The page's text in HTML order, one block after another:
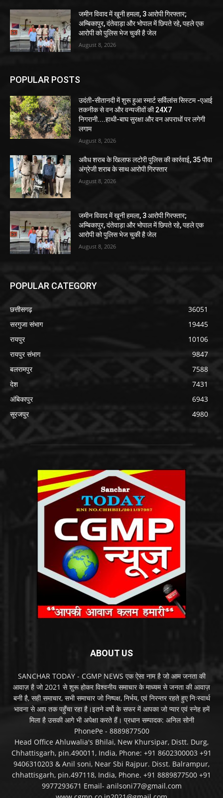
जमीन विवाद में खूनी हमला, 3 आरोपी गिरफ्तार;
अम्बिकापुर, दंतेवाड़ा और भोपाल में छिपते रहे, पहले एक
आरोपी को पुलिस भेज चुकी है जेल
August 8, 2026
POPULAR POSTS
उदंती-सीतानदी में शुरू हुआ स्मार्ट सर्विलांस सिस्टम -एआई
तकनीक से वन और वन्यजीवों की 24X7
निगरानी....हाथी-बाघ सुरक्षा और वन अपराधों पर लगेगी
लगाम
August 8, 2026
अवैध शराब के खिलाफ लटोरी पुलिस की कार्रवाई, 35 पौवा
अंग्रेजी शराब के साथ आरोपी गिरफ्तार
August 8, 2026
जमीन विवाद में खूनी हमला, 3 आरोपी गिरफ्तार;
अम्बिकापुर, दंतेवाड़ा और भोपाल में छिपते रहे, पहले एक
आरोपी को पुलिस भेज चुकी है जेल
August 8, 2026
POPULAR CATEGORY
छत्तीसगढ़
36051
सरगुजा संभाग
19445
रायपुर
10106
रायपुर संभाग
9847
बलरामपुर
7588
देश
7431
अंबिकापुर
6943
सूरजपुर
4980
ABOUT US
SANCHAR TODAY - CGMP NEWS एक ऐसा नाम है जो आम जनता की
आवाज़ है जो 2021 से शुरू होकर विश्वनीय समाचार के माध्यम से जनता की आवाज़
बनी है, सही समाचार, सभी समाचार जो निष्पक्ष, निर्भय, एवं निरन्तर रहते हुए निःस्वार्थ
भावना से आप तक पहुँचा रहा है।इतने वर्षो के सफर में आपका जो प्यार एवं स्नेह हमें
मिला है उसकी आगे भी अपेक्षा करते हैं। प्रधान सम्पादक: अनिल सोनी
PhonePe - 8889877500
Head Office Ahluwalia's Bhilai, New Khursipar, Distt. Durg,
Chhattisgarh, pin.490011, India, Phone: +91 8602300003 +91
9406310203 & Anil soni, Near Sbi Rajpur. Disst. Balrampur,
chhattisgarh, pin.497118, India, Phone. +91 8889877500 +91
9977293671 Email- anilsoni77@gmail.com